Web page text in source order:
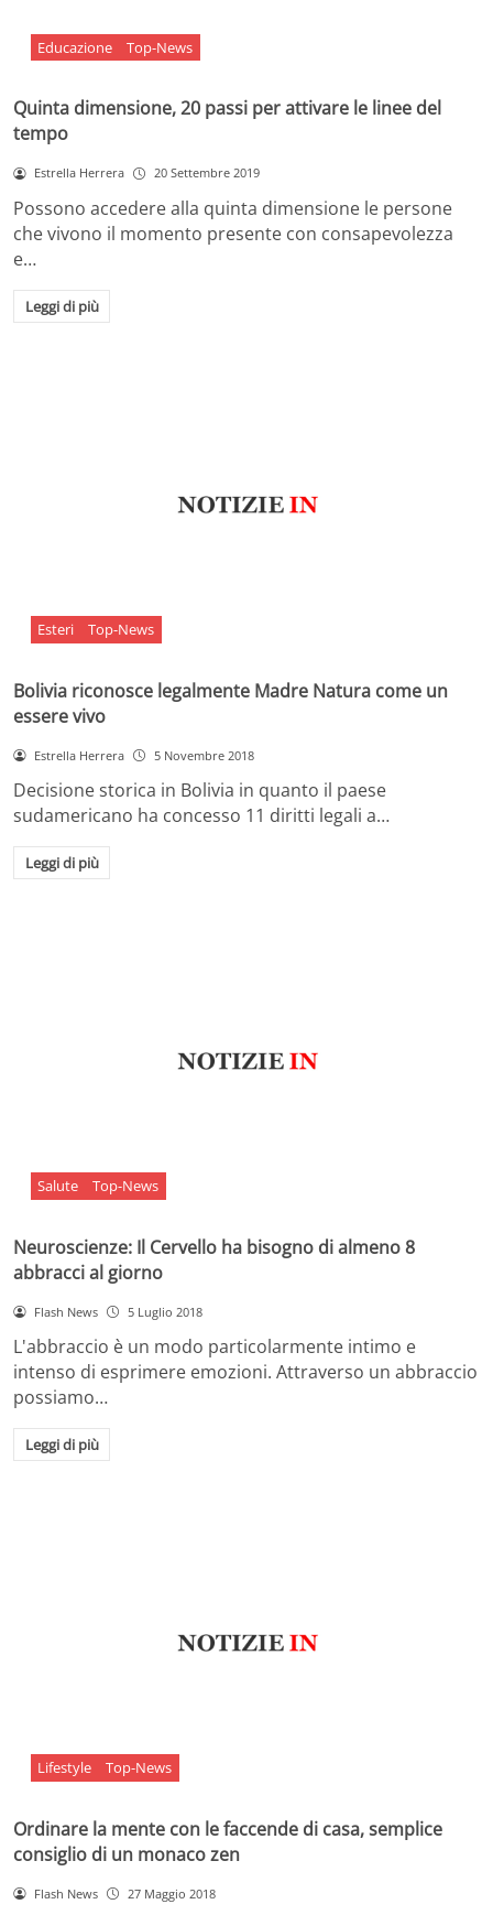
Educazione Top-News
Quinta dimensione, 20 passi per attivare le linee del
tempo
Estrella Herrera 20 Settembre 2019
Possono accedere alla quinta dimensione le persone
che vivono il momento presente con consapevolezza
e…
Leggi di più
Esteri Top-News
Bolivia riconosce legalmente Madre Natura come un
essere vivo
Estrella Herrera 5 Novembre 2018
Decisione storica in Bolivia in quanto il paese
sudamericano ha concesso 11 diritti legali a…
Leggi di più
Salute Top-News
Neuroscienze: Il Cervello ha bisogno di almeno 8
abbracci al giorno
Flash News 5 Luglio 2018
L'abbraccio è un modo particolarmente intimo e
intenso di esprimere emozioni. Attraverso un abbraccio
possiamo…
Leggi di più
Lifestyle Top-News
Ordinare la mente con le faccende di casa, semplice
consiglio di un monaco zen
Flash News 27 Maggio 2018